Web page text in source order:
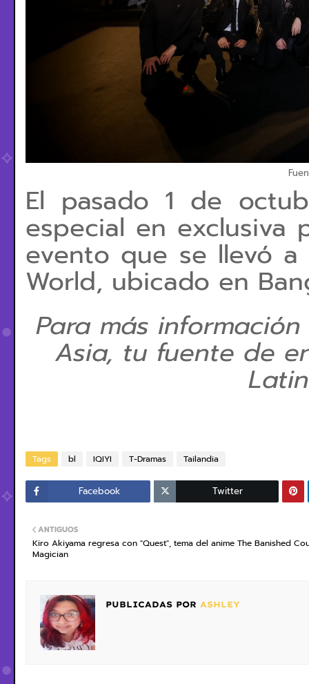
El pasado 1 de
especial en exclusiva
evento que se llevó
World, ubicado en
Para más
Asia, tu fuente de
Tags bl IQIYI T-Dramas Tailandia
Facebook Twitter
ANTIGUOS
Kiro Akiyama regresa con "Quest", tema del anime The Banished
Magician
PUBLICADAS POR ASHLEY